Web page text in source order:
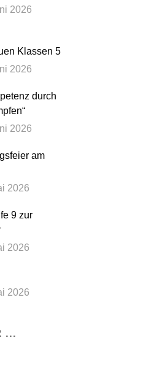
2026
Klassen 5
2026
durch
2026
am
2026
9 zur
2026
2026
...